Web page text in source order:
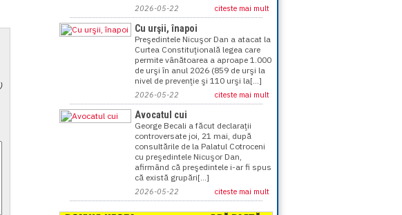
2026-05-22 citeste mai mult
Cu urşii, înapoi
Preşedintele Nicuşor Dan a atacat la
Curtea Constituţională legea care
permite vânătoarea a aproape 1.000
de urşi în anul 2026 (859 de urşi la
nivel de prevenţie şi 110 urşi la[...]
2026-05-22 citeste mai mult
Avocatul cui
George Becali a făcut declaraţii
controversate joi, 21 mai, după
consultările de la Palatul Cotroceni
cu preşedintele Nicuşor Dan,
afirmând că preşedintele i-ar fi spus
că există grupări[...]
2026-05-22 citeste mai mult